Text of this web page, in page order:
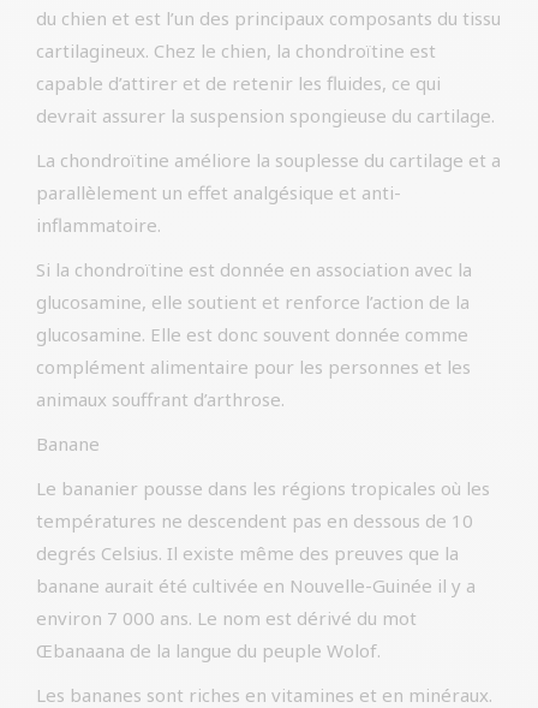
du chien et est l’un des principaux composants du tissu
cartilagineux. Chez le chien, la chondroïtine est
capable d’attirer et de retenir les fluides, ce qui
devrait assurer la suspension spongieuse du cartilage.
La chondroïtine améliore la souplesse du cartilage et a
parallèlement un effet analgésique et anti-
inflammatoire.
Si la chondroïtine est donnée en association avec la
glucosamine, elle soutient et renforce l’action de la
glucosamine. Elle est donc souvent donnée comme
complément alimentaire pour les personnes et les
animaux souffrant d’arthrose.
Banane
Le bananier pousse dans les régions tropicales où les
températures ne descendent pas en dessous de 10
degrés Celsius. Il existe même des preuves que la
banane aurait été cultivée en Nouvelle-Guinée il y a
environ 7 000 ans. Le nom est dérivé du mot
Œbanaana de la langue du peuple Wolof.
Les bananes sont riches en vitamines et en minéraux.